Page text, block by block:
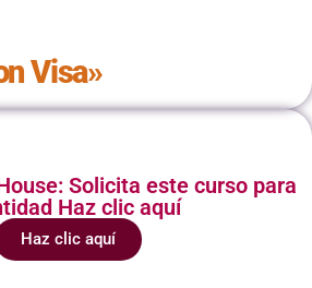
Visa»
Solicita este curso para
Haz clic aquí
Haz clic aquí